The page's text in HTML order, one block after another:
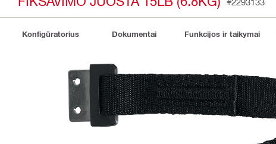
Konfigūratorius Dokumentai Funkcijos ir taikymai